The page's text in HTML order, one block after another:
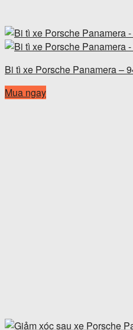
Bi tì xe Porsche Panamera –
Mua ngay